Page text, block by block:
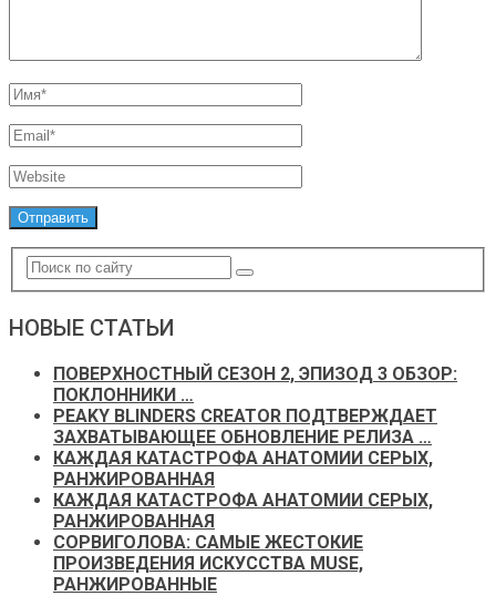
НОВЫЕ СТАТЬИ
ПОВЕРХНОСТНЫЙ СЕЗОН 2, ЭПИЗОД 3 ОБЗОР:
ПОКЛОННИКИ …
PEAKY BLINDERS CREATOR ПОДТВЕРЖДАЕТ
ЗАХВАТЫВАЮЩЕЕ ОБНОВЛЕНИЕ РЕЛИЗА …
КАЖДАЯ КАТАСТРОФА АНАТОМИИ СЕРЫХ,
РАНЖИРОВАННАЯ
КАЖДАЯ КАТАСТРОФА АНАТОМИИ СЕРЫХ,
РАНЖИРОВАННАЯ
СОРВИГОЛОВА: САМЫЕ ЖЕСТОКИЕ
ПРОИЗВЕДЕНИЯ ИСКУССТВА MUSE,
РАНЖИРОВАННЫЕ